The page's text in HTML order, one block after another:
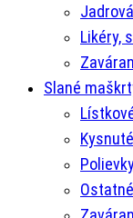
Likéry,
Slané